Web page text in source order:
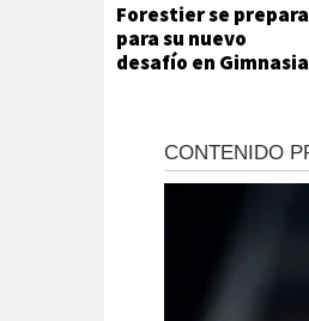
Forestier se prepara
para su nuevo
desafío en Gimnasia